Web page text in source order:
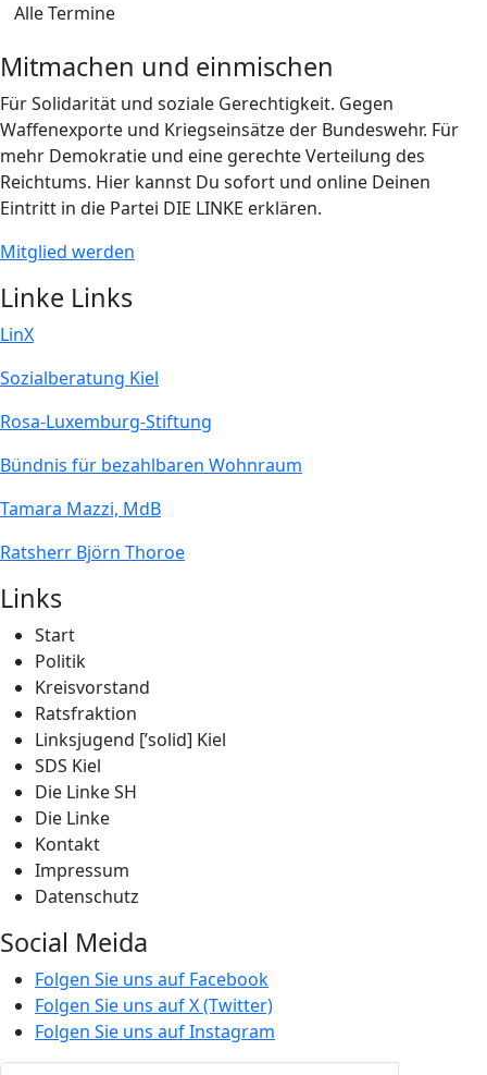
Alle Termine
Mitmachen und einmischen
Für Solidarität und soziale Gerechtigkeit. Gegen
Waffenexporte und Kriegseinsätze der Bundeswehr. Für
mehr Demokratie und eine gerechte Verteilung des
Reichtums. Hier kannst Du sofort und online Deinen
Eintritt in die Partei DIE LINKE erklären.
Mitglied werden
Linke Links
LinX
Sozialberatung Kiel
Rosa-Luxemburg-Stiftung
Bündnis für bezahlbaren Wohnraum
Tamara Mazzi, MdB
Ratsherr Björn Thoroe
Links
Start
Politik
Kreisvorstand
Ratsfraktion
Linksjugend [’solid] Kiel
SDS Kiel
Die Linke SH
Die Linke
Kontakt
Impressum
Datenschutz
Social Meida
Folgen Sie uns auf Facebook
Folgen Sie uns auf X (Twitter)
Folgen Sie uns auf Instagram